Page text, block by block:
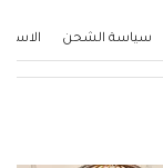
سياسة الشحن